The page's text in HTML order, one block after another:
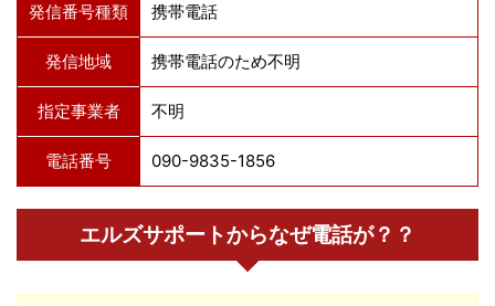
発信番号種類 携帯電話
発信地域 携帯電話のため不明
指定事業者 不明
電話番号 090-9835-1856
エルズサポートからなぜ電話が？？